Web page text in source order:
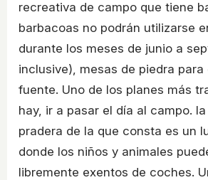
recreativa de campo que tiene
barbacoas no podrán utilizarse
durante los meses de junio a
inclusive), mesas de piedra para
fuente. Uno de los planes más
hay, ir a pasar el día al campo.
pradera de la que consta es un
donde los niños y animales
libremente exentos de coches.